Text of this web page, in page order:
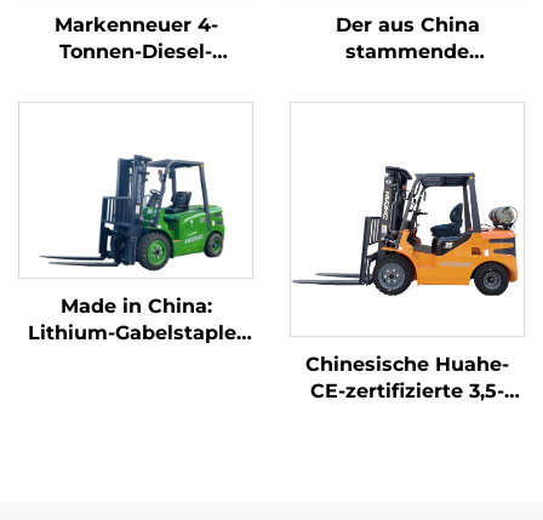
Markenneuer 4-
Tonnen-Diesel-
hochwertigem
Motor
Der aus China
stammende
gewichtsoptimierte
Tonne Tragfähigkeit
ist preisgünstig.
Made in China:
Lithium-Gabelstapler
Chinesische Huahe-
CE-zertifizierte 3,5-